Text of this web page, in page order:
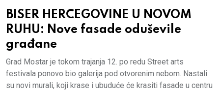
BISER HERCEGOVINE U NOVOM
RUHU: Nove fasade oduševile
građane
Grad Mostar je tokom trajanja 12. po redu Street arts
festivala ponovo bio galerija pod otvorenim nebom. Nastali
su novi murali, koji krase i ubuduće će krasiti fasade u centru